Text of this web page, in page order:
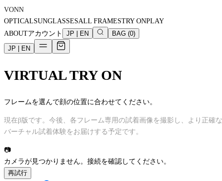
VONN
OPTICALSUNGLASSESALL FRAMESTRY ONPLAY
ABOUTアカウント JP EN BAG (0)
JP
EN
VIRTUAL TRY ON
フレームを選んで顔の位置に合わせてください。
現在β版です。今後、各フレーム専用の試着画像を撮影し、より正確な
バーチャル試着体験をお届けする予定です。
📷
カメラが見つかりません。接続を確認してください。
再試行